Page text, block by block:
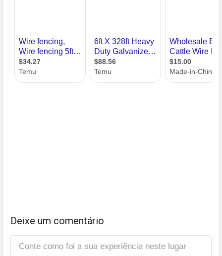
Deixe um comentário